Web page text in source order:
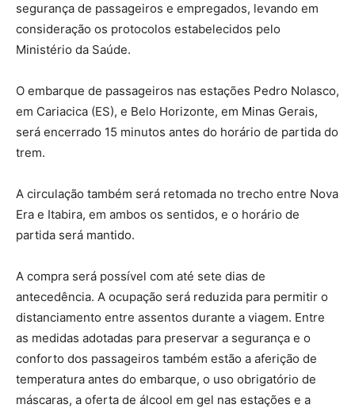
segurança de passageiros e empregados, levando em
consideração os protocolos estabelecidos pelo
Ministério da Saúde.
O embarque de passageiros nas estações Pedro Nolasco,
em Cariacica (ES), e Belo Horizonte, em Minas Gerais,
será encerrado 15 minutos antes do horário de partida do
trem.
A circulação também será retomada no trecho entre Nova
Era e Itabira, em ambos os sentidos, e o horário de
partida será mantido.
A compra será possível com até sete dias de
antecedência. A ocupação será reduzida para permitir o
distanciamento entre assentos durante a viagem. Entre
as medidas adotadas para preservar a segurança e o
conforto dos passageiros também estão a aferição de
temperatura antes do embarque, o uso obrigatório de
máscaras, a oferta de álcool em gel nas estações e a